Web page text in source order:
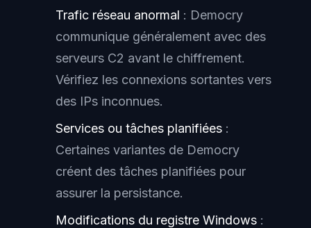
Trafic réseau anormal : Democry
communique généralement avec des
serveurs C2 avant le chiffrement.
Vérifiez les connexions sortantes vers
des IPs inconnues.
Services ou tâches planifiées :
Certaines variantes de Democry
créent des tâches planifiées pour
assurer la persistance.
Modifications du registre Windows :